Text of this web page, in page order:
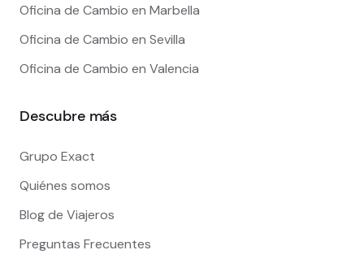
Oficina de Cambio en Marbella
Oficina de Cambio en Sevilla
Oficina de Cambio en Valencia
Descubre más
Grupo Exact
Quiénes somos
Blog de Viajeros
Preguntas Frecuentes